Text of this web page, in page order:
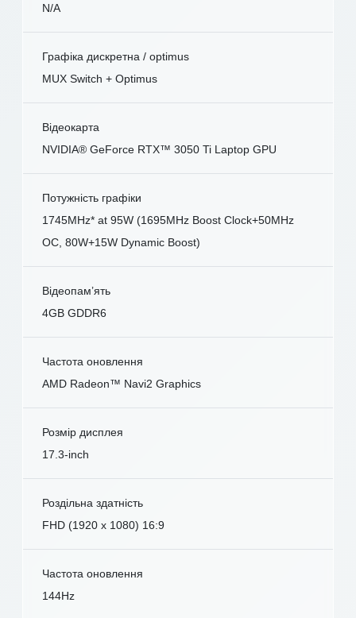
N/A
Графіка дискретна / optimus
MUX Switch + Optimus
Відеокарта
NVIDIA® GeForce RTX™ 3050 Ti Laptop GPU
Потужність графіки
1745MHz* at 95W (1695MHz Boost Clock+50MHz
OC, 80W+15W Dynamic Boost)
Відеопам’ять
4GB GDDR6
Частота оновлення
AMD Radeon™ Navi2 Graphics
Розмір дисплея
17.3-inch
Роздільна здатність
FHD (1920 x 1080) 16:9
Частота оновлення
144Hz